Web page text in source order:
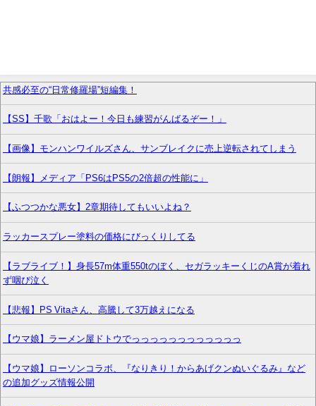
共感必至の“日常修羅場”短編集！
【SS】千歌「おはよー！今日も練習がんばるぞー！」
【画像】モンハンワイルズさん、サンブレイクに売上逆転されてしまう
【朗報】メディア「PS6はPS5の2倍超の性能に」
【ふつつかな悪女】2章期待してもいいよね？
ラッカースプレー塗料の価格にびっくりしてる
【ラブライブ！】身長57m体重550tのぼく、セガラッキーくじのA賞が着れ
ず咽び泣く
【悲報】PS Vitaさん、高騰して3万越えになる
【ウマ娘】ラーメン屋ドトウでっっっっっっっっっっっっ
【ウマ娘】ローソンコラボ、『なりきり！からあげクンぬいぐるみ』など
の追加グッズ情報公開